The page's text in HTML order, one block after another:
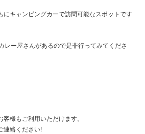
にキャンピングカーで訪問可能なスポットです
レー屋さんがあるので是非行ってみてくださ
様もご利用いただけます。
連絡ください!